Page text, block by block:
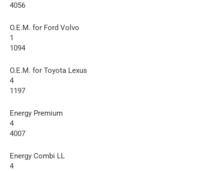
4056
O.E.M. for Ford Volvo
1
1094
O.E.M. for Toyota Lexus
4
1197
Energy Premium
4
4007
Energy Combi LL
4